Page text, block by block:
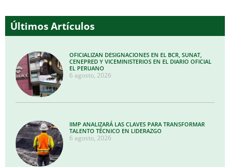
Últimos Artículos
OFICIALIZAN DESIGNACIONES EN EL BCR, SUNAT,
CENEPRED Y VICEMINISTERIOS EN EL DIARIO OFICIAL
EL PERUANO
6 agosto, 2026
IIMP ANALIZARÁ LAS CLAVES PARA TRANSFORMAR
TALENTO TÉCNICO EN LIDERAZGO
6 agosto, 2026